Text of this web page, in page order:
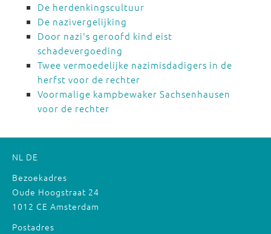
De herdenkingscultuur
De nazivergelijking
Door nazi's geroofd kind eist
schadevergoeding
Twee vermoedelijke nazimisdadigers in de
herfst voor de rechter
Voormalige kampbewaker Sachsenhausen
voor de rechter
NL DE
Bezoekadres
Oude Hoogstraat 24
1012 CE Amsterdam
Postadres